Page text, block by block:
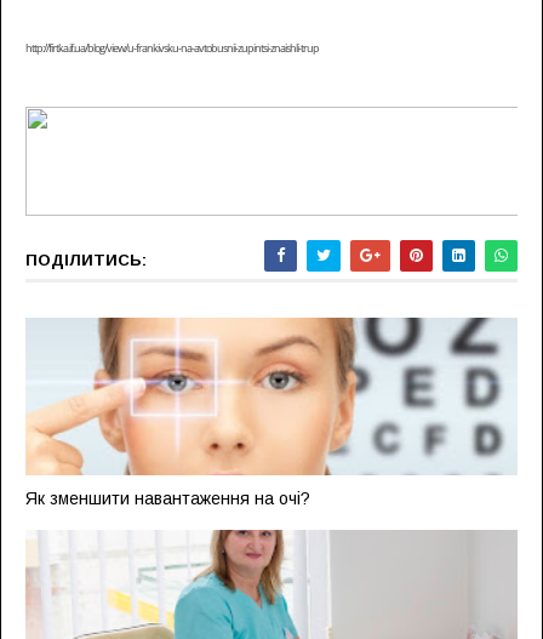
http://firtka.if.ua/blog/view/u-frankivsku-na-avtobusnii-zupintsi-znaishli-trup
ПОДІЛИТИСЬ:
Як зменшити навантаження на очі?